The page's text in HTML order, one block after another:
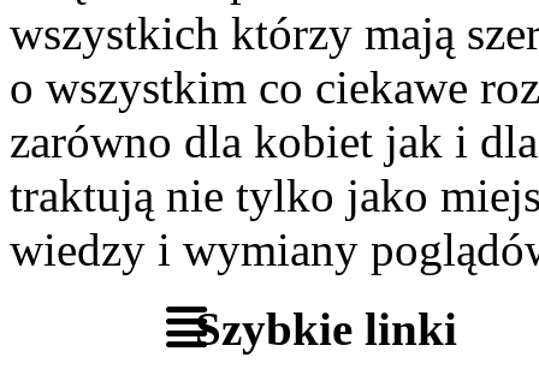
wszystkich którzy mają
o wszystkim co ciekawe
zarówno dla kobiet jak i
traktują nie tylko jako
wiedzy i wymiany
Szybkie linki